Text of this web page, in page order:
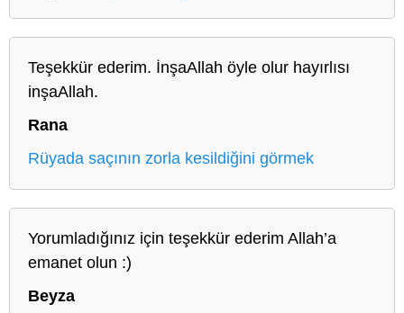
Teşekkür ederim. İnşaAllah öyle olur hayırlısı
inşaAllah.
Rana
Rüyada saçının zorla kesildiğini görmek
Yorumladığınız için teşekkür ederim Allah’a
emanet olun :)
Beyza